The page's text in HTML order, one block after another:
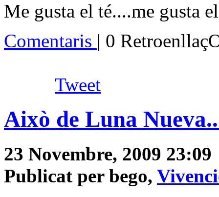
Me gusta el té....me gusta
Comentaris | 0
Tweet
Això de Luna
23 Novembre, 2009 23:09
Publicat per bego,